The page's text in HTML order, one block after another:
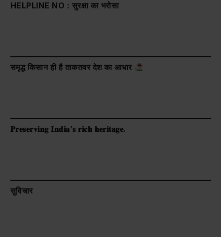
HELPLINE NO : सुरक्षा का भरोसा
समृद्ध किसान ही है ताकतवर देश का आधार
𝐏𝐫𝐞𝐬𝐞𝐫𝐯𝐢𝐧𝐠 𝐈𝐧𝐝𝐢𝐚’𝐬 𝐫𝐢𝐜𝐡 𝐡𝐞𝐫𝐢𝐭𝐚𝐠𝐞.
सुविचार